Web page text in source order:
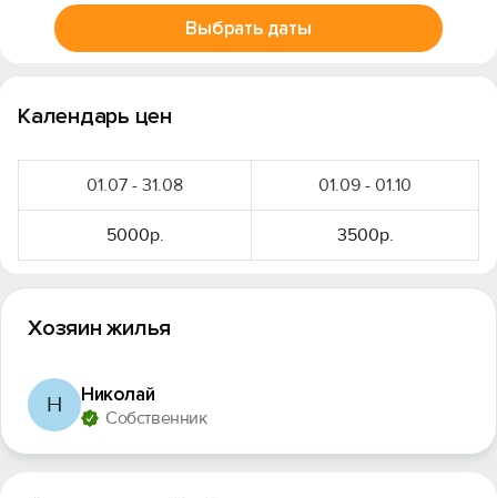
Выбрать даты
Календарь цен
01.07 - 31.08 01.09 - 01.10
5000р. 3500р.
Хозяин жилья
Н Николай
Собственник